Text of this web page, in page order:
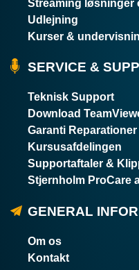
Streaming løsninger
Udlejning
Kurser &
SERVICE &
Teknisk Support
Download
Garanti Reparationer
Kursusafdelingen
Supportaftaler &
Stjernholm ProCare
GENERAL
Om os
Kontakt